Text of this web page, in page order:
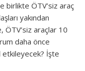
birlikte ÖTV’siz araç
yakından
ÖTV’siz araçlar 10
daha önce
etkileyecek? İşte